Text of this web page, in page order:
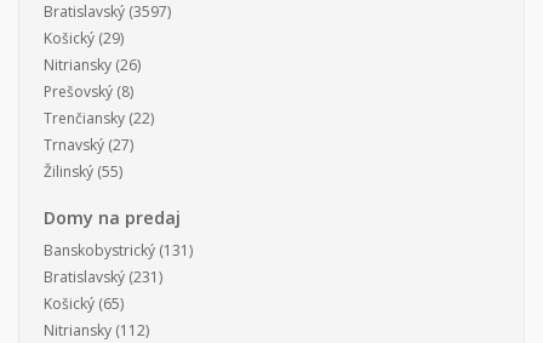
Bratislavský (3597)
Košický (29)
Nitriansky (26)
Prešovský (8)
Trenčiansky (22)
Trnavský (27)
Žilinský (55)
Domy na predaj
Banskobystrický (131)
Bratislavský (231)
Košický (65)
Nitriansky (112)